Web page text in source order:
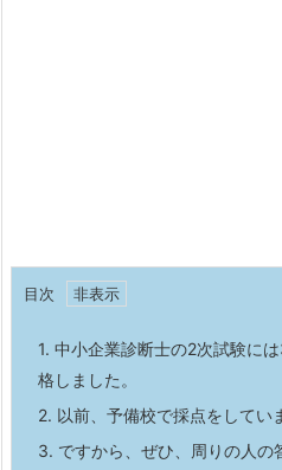
目次
1. 中小企業診断士の2次試験に
格しました。
2. 以前、予備校で採点をしてい
3. ですから、ぜひ、周りの人の